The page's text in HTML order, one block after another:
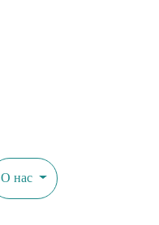
О нас